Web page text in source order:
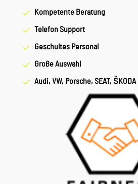
Kompetente Beratung
Telefon Support
Geschultes Personal
Große Auswahl
Audi, VW, Porsche, SEAT, ŠKODA